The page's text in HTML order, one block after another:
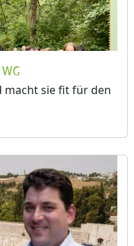
macht sie fit für den